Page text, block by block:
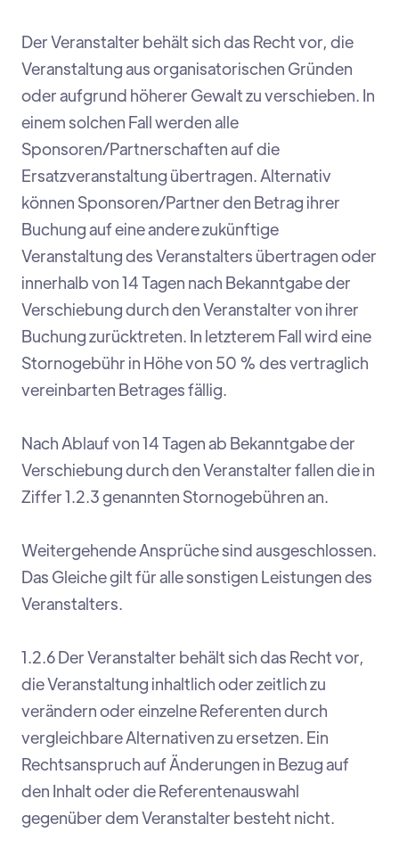
Der Veranstalter behält sich das Recht vor, die
Veranstaltung aus organisatorischen Gründen
oder aufgrund höherer Gewalt zu verschieben. In
einem solchen Fall werden alle
Sponsoren/Partnerschaften auf die
Ersatzveranstaltung übertragen. Alternativ
können Sponsoren/Partner den Betrag ihrer
Buchung auf eine andere zukünftige
Veranstaltung des Veranstalters übertragen oder
innerhalb von 14 Tagen nach Bekanntgabe der
Verschiebung durch den Veranstalter von ihrer
Buchung zurücktreten. In letzterem Fall wird eine
Stornogebühr in Höhe von 50 % des vertraglich
vereinbarten Betrages fällig.
Nach Ablauf von 14 Tagen ab Bekanntgabe der
Verschiebung durch den Veranstalter fallen die in
Ziffer 1.2.3 genannten Stornogebühren an.
Weitergehende Ansprüche sind ausgeschlossen.
Das Gleiche gilt für alle sonstigen Leistungen des
Veranstalters.
1.2.6 Der Veranstalter behält sich das Recht vor,
die Veranstaltung inhaltlich oder zeitlich zu
verändern oder einzelne Referenten durch
vergleichbare Alternativen zu ersetzen. Ein
Rechtsanspruch auf Änderungen in Bezug auf
den Inhalt oder die Referentenauswahl
gegenüber dem Veranstalter besteht nicht.